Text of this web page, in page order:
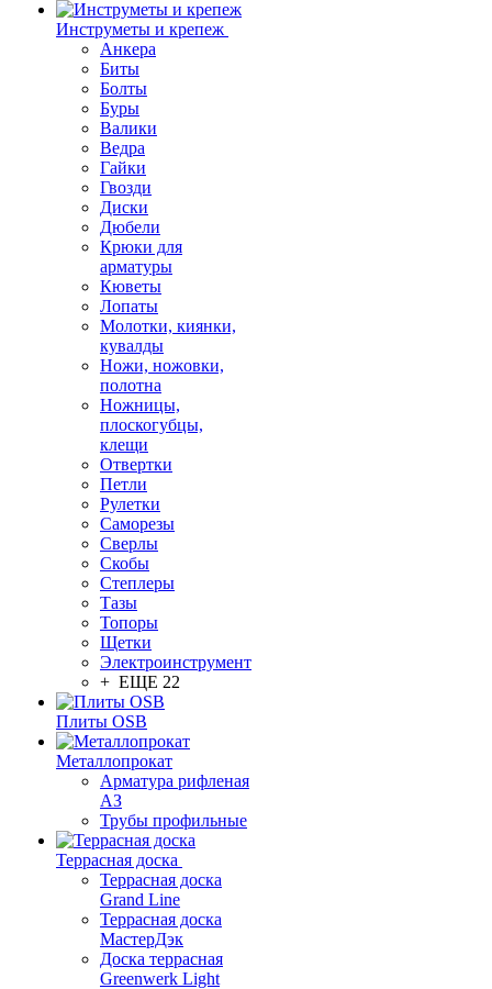
Инструметы и крепеж
Анкера
Биты
Болты
Буры
Валики
Ведра
Гайки
Гвозди
Диски
Дюбели
Крюки для
арматуры
Кюветы
Лопаты
Молотки, киянки,
кувалды
Ножи, ножовки,
полотна
Ножницы,
плоскогубцы,
клещи
Отвертки
Петли
Рулетки
Саморезы
Сверлы
Скобы
Степлеры
Тазы
Топоры
Щетки
Электроинструмент
+ ЕЩЕ 22
Плиты OSB
Металлопрокат
Арматура рифленая
АЗ
Трубы профильные
Террасная доска
Террасная доска
Grand Line
Террасная доска
МастерДэк
Доска террасная
Greenwerk Light